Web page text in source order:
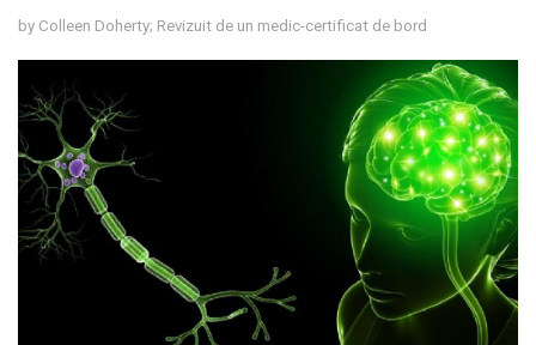
by Colleen Doherty; Revizuit de un medic-certificat de bord